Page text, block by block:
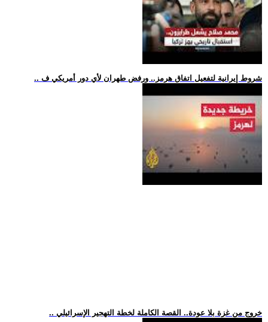
.. شروط إيرانية لتفعيل اتفاق هرمز.. ورفض طهران لأي دور أمريكي ف
.. خروج من غزة بلا عودة.. القصة الكاملة لخطة التهجير الإسرائيلي